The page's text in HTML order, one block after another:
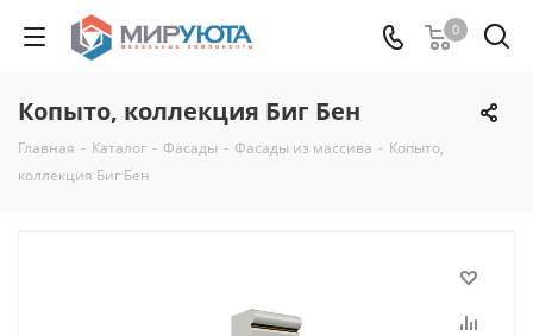
0
Копыто, коллекция Биг Бен
Главная - Каталог - Фасады - Фасады из массива - Копыто,
коллекция Биг Бен